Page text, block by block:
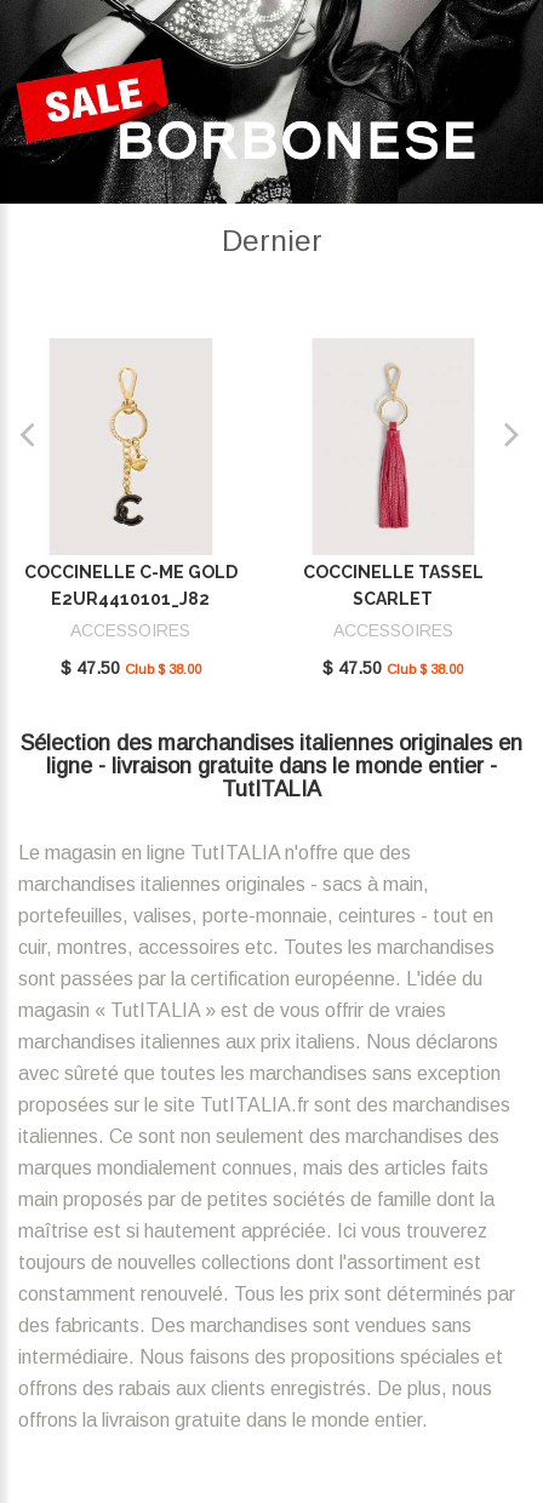
Dernier
COCCINELLE C-ME GOLD
E2UR4410101_J82
ACCESSOIRES
$ 47.50 Club $ 38.00
COCCINELLE TASSEL
SCARLET
E2MU0410101_R02
ACCESSOIRES
$ 47.50 Club $ 38.00
Sélection des marchandises italiennes originales en
ligne - livraison gratuite dans le monde entier -
TutITALIA
Le magasin en ligne TutITALIA n'offre que des
marchandises italiennes originales - sacs à main,
portefeuilles, valises, porte-monnaie, ceintures - tout en
cuir, montres, accessoires etc. Toutes les marchandises
sont passées par la certification européenne. L'idée du
magasin « TutITALIA » est de vous offrir de vraies
marchandises italiennes aux prix italiens. Nous déclarons
avec sûreté que toutes les marchandises sans exception
proposées sur le site TutITALIA.fr sont des marchandises
italiennes. Ce sont non seulement des marchandises des
marques mondialement connues, mais des articles faits
main proposés par de petites sociétés de famille dont la
maîtrise est si hautement appréciée. Ici vous trouverez
toujours de nouvelles collections dont l'assortiment est
constamment renouvelé. Tous les prix sont déterminés par
des fabricants. Des marchandises sont vendues sans
intermédiaire. Nous faisons des propositions spéciales et
offrons des rabais aux clients enregistrés. De plus, nous
offrons la livraison gratuite dans le monde entier.